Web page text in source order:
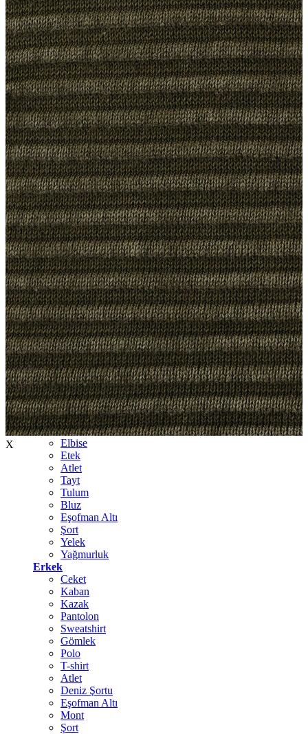
İndirimdekiler
Kadın
Ceket
Hırka
Kaban
Kazak
Mont
Pantolon
Sweatshırt
Gömlek
T-shirt
Elbise
Etek
Atlet
Tayt
Tulum
Bluz
Eşofman Altı
Şort
Yelek
Yağmurluk
Erkek
Ceket
Kaban
Kazak
Pantolon
Sweatshirt
Gömlek
Polo
T-shirt
Atlet
Deniz Şortu
Eşofman Altı
Mont
Şort
X